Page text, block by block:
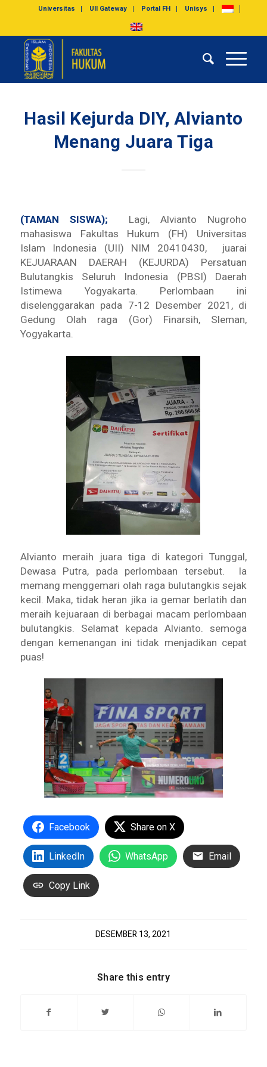
Universitas UII Gateway Portal FH Unisys
Hasil Kejurda DIY, Alvianto
Menang Juara Tiga
(TAMAN SISWA); Lagi, Alvianto Nugroho
mahasiswa Fakultas Hukum (FH) Universitas
Islam Indonesia (UII) NIM 20410430, juarai
KEJUARAAN DAERAH (KEJURDA) Persatuan
Bulutangkis Seluruh Indonesia (PBSI) Daerah
Istimewa Yogyakarta. Perlombaan ini
diselenggarakan pada 7-12 Desember 2021, di
Gedung Olah raga (Gor) Finarsih, Sleman,
Yogyakarta.
Alvianto meraih juara tiga di kategori Tunggal,
Dewasa Putra, pada perlombaan tersebut. Ia
memang menggemari olah raga bulutangkis sejak
kecil. Maka, tidak heran jika ia gemar berlatih dan
meraih kejuaraan di berbagai macam perlombaan
bulutangkis. Selamat kepada Alvianto. semoga
dengan kemenangan ini tidak menjadikan cepat
puas!
Facebook Share on X
LinkedIn WhatsApp Email
Copy Link
DESEMBER 13, 2021
Share this entry